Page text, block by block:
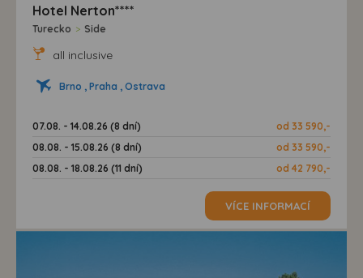
Hotel Nerton****
Turecko > Side
all inclusive
Brno , Praha , Ostrava
07.08. - 14.08.26 (8 dní)
od 33 590,-
08.08. - 15.08.26 (8 dní)
od 33 590,-
08.08. - 18.08.26 (11 dní)
od 42 790,-
VÍCE INFORMACÍ